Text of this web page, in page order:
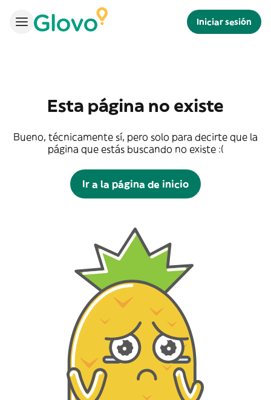
Iniciar sesión
Esta página no existe
Bueno, técnicamente sí, pero solo para decirte que la
página que estás buscando no existe :(
Ir a la página de inicio